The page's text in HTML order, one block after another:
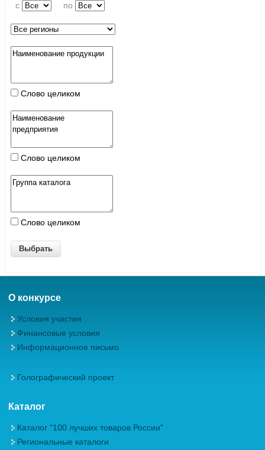
c по
Слово целиком
Слово целиком
Слово целиком
О конкурсе
Условия участия
Финансовые условия
Информационное письмо
Голографический проект
Каталог
Каталог "100 лучших товаров России"
Региональные каталоги